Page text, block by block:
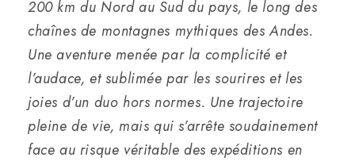
200 km du Nord au Sud du pays, le long des
chaînes de montagnes mythiques des Andes.
Une aventure menée par la complicité et
l’audace, et sublimée par les sourires et les
joies d’un duo hors normes. Une trajectoire
pleine de vie, mais qui s’arrête soudainement
face au risque véritable des expéditions en